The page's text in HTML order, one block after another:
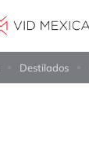
Destilados